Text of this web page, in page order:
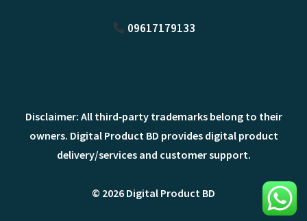
09617179133
Disclaimer: All third‑party trademarks belong to their
owners. Digital Product BD provides digital product
delivery/services and customer support.
© 2026 Digital Product BD